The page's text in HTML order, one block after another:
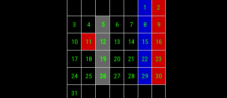
1 2
3 4 5 6 7 8 9
10 11 12 13 14 15 16
17 18 19 20 21 22 23
24 25 26 27 28 29 30
31